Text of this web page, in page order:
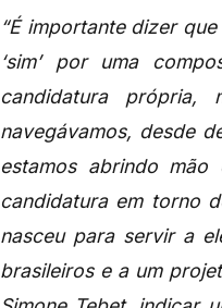
“É importante dizer
‘sim’ por uma
candidatura
navegávamos, desde
estamos abrindo
candidatura em torno
nasceu para servir a
brasileiros e a um